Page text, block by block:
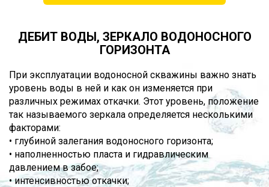
ДЕБИТ ВОДЫ, ЗЕРКАЛО ВОДОНОСНОГО
ГОРИЗОНТА
При эксплуатации водоносной скважины важно знать
уровень воды в ней и как он изменяется при
различных режимах откачки. Этот уровень, положение
так называемого зеркала определяется несколькими
факторами:
• глубиной залегания водоносного горизонта;
• наполненностью пласта и гидравлическим
давлением в забое;
• интенсивностью откачки;